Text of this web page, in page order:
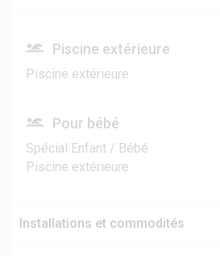
Piscine extérieure
Piscine extérieure
Pour bébé
Spécial Enfant / Bébé
Piscine extérieure
Installations et commodités